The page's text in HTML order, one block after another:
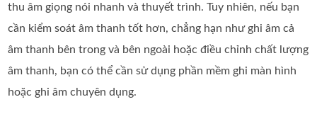
thu âm giọng nói nhanh và thuyết trình. Tuy nhiên, nếu bạn
cần kiểm soát âm thanh tốt hơn, chẳng hạn như ghi âm cả
âm thanh bên trong và bên ngoài hoặc điều chỉnh chất lượng
âm thanh, bạn có thể cần sử dụng phần mềm ghi màn hình
hoặc ghi âm chuyên dụng.